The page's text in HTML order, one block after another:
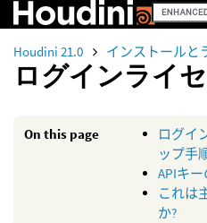
Houdini 21.0 インストールと
ログインライ
On this page
ログイ
ップ手
APIキ
これは
か?